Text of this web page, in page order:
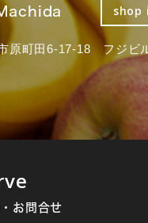
shop
原町田6-17-18 フジ
お問合せ